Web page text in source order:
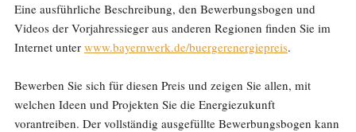
Eine ausführliche Beschreibung, den Bewerbungsbogen und
Videos der Vorjahressieger aus anderen Regionen finden Sie im
Internet unter www.bayernwerk.de/buergerenergiepreis.
Bewerben Sie sich für diesen Preis und zeigen Sie allen, mit
welchen Ideen und Projekten Sie die Energiezukunft
vorantreiben. Der vollständig ausgefüllte Bewerbungsbogen kann